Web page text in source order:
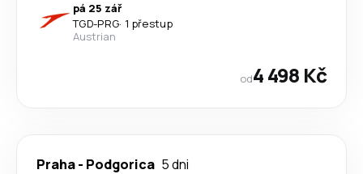
pá 25 zář
TGD-PRG· 1 přestup
Austrian
od4 498 Kč
Praha- Podgorica 5 dni